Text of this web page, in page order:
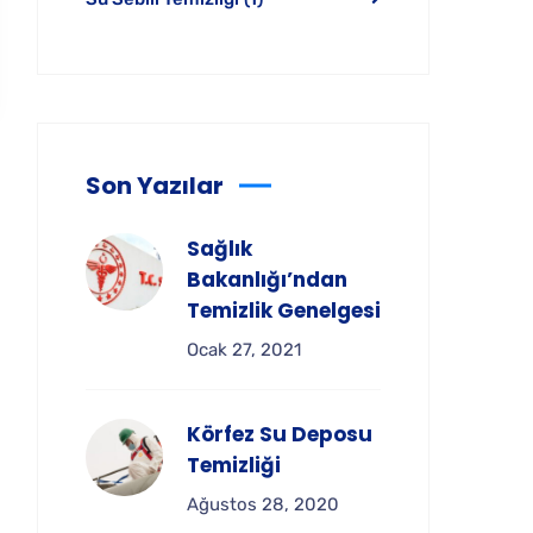
Son Yazılar
Sağlık
Bakanlığı’ndan
Temizlik Genelgesi
Ocak 27, 2021
Körfez Su Deposu
Temizliği
Ağustos 28, 2020